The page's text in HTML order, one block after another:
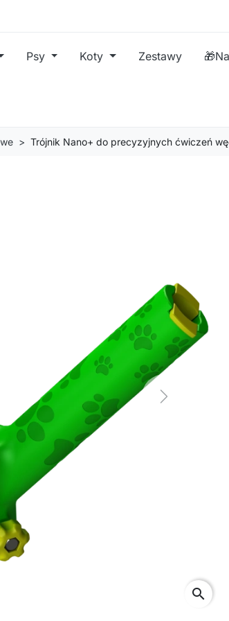
Psy Koty Zestawy
Trójnik Nano+ do precyzyjnych ćwiczeń
Next
search